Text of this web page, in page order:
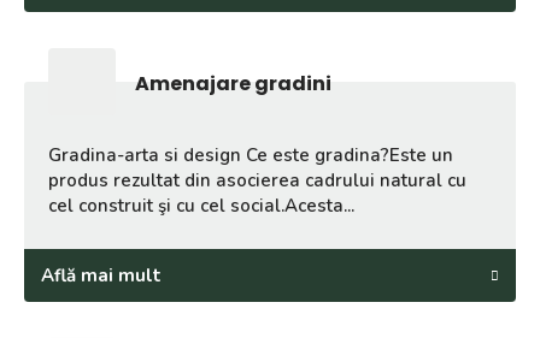
Amenajare gradini
Gradina-arta si design Ce este gradina?Este un
produs rezultat din asocierea cadrului natural cu
cel construit şi cu cel social.Acesta...
Află mai mult